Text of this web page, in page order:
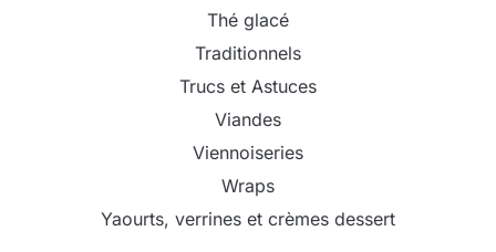
Thé glacé
Traditionnels
Trucs et Astuces
Viandes
Viennoiseries
Wraps
Yaourts, verrines et crèmes dessert